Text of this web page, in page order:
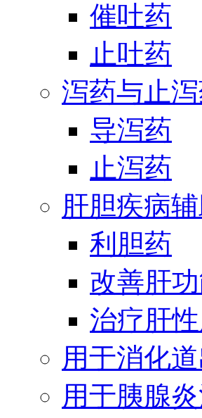
催吐药
止吐药
泻药与止
导泻药
止泻药
肝胆疾病
利胆药
改善肝
治疗肝
用于消化
用于胰腺